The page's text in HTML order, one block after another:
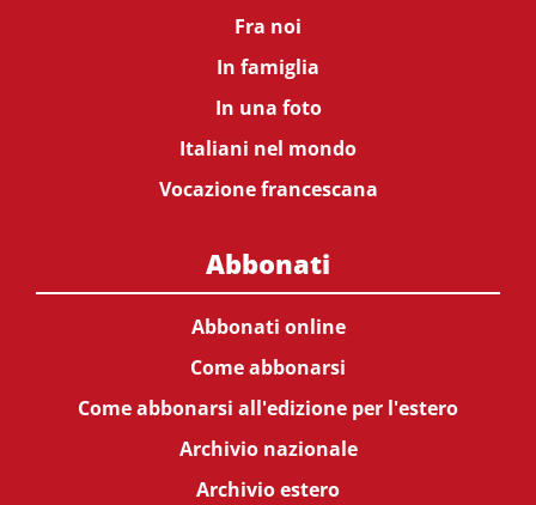
Fra noi
In famiglia
In una foto
Italiani nel mondo
Vocazione francescana
Abbonati
Abbonati online
Come abbonarsi
Come abbonarsi all'edizione per l'estero
Archivio nazionale
Archivio estero